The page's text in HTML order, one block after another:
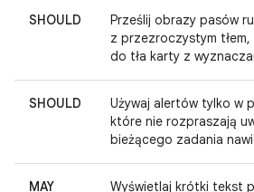
SHOULD
Prześlij obrazy pasów
z przezroczystym
do tła karty z
SHOULD
Używaj alertów tylko w
które nie rozpraszają
bieżącego zadania
MAY
Wyświetlaj krótki tekst